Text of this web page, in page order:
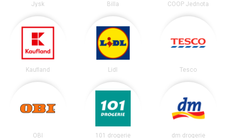
Jysk Billa COOP Jednota
Kaufland Lidl Tesco
OBI 101 drogerie dm drogerie